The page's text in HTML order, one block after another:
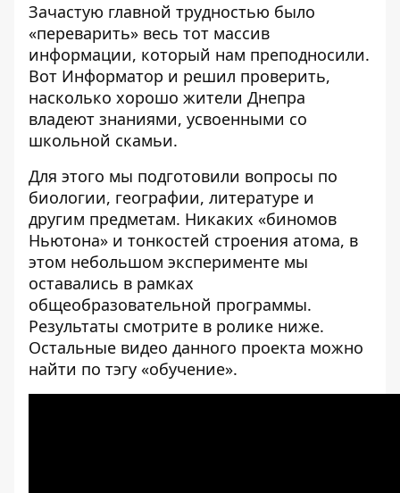
Зачастую главной трудностью было
«переварить» весь тот массив
информации, который нам преподносили.
Вот Информатор и решил проверить,
насколько хорошо жители Днепра
владеют знаниями, усвоенными со
школьной скамьи.
Для этого мы подготовили вопросы по
биологии, географии, литературе и
другим предметам. Никаких «биномов
Ньютона» и тонкостей строения атома, в
этом небольшом эксперименте мы
оставались в рамках
общеобразовательной программы.
Результаты смотрите в ролике ниже.
Остальные видео данного проекта можно
найти по тэгу «обучение».